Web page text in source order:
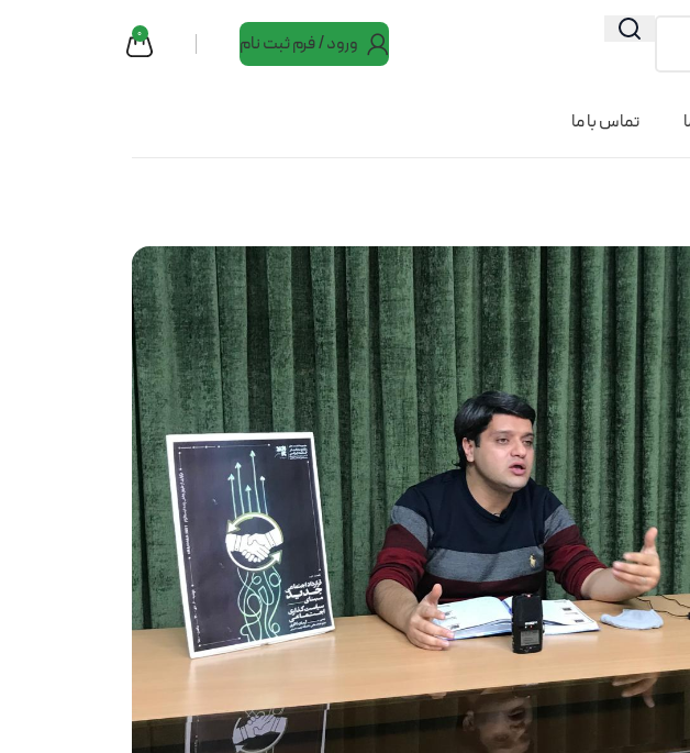
ورود / فرم ثبت نام 0
تماس با ما